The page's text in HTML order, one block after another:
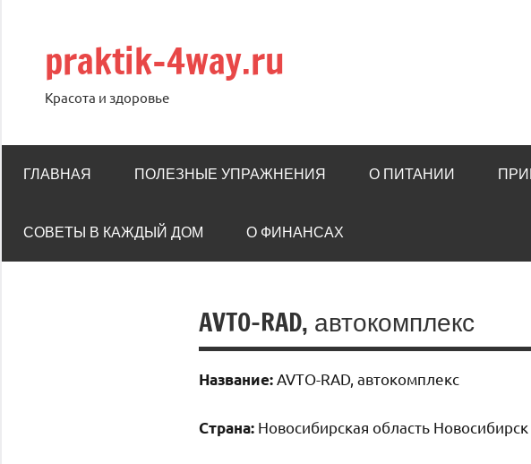
содержимому
praktik-4way.ru
Красота и здоровье
ГЛАВНАЯ ПОЛЕЗНЫЕ УПРАЖНЕНИЯ О ПИТАНИИ
СОВЕТЫ В КАЖДЫЙ ДОМ О ФИНАНСАХ
AVTO-RAD, автокомплекс
Название: AVTO-RAD, автокомплекс
Страна: Новосибирская область